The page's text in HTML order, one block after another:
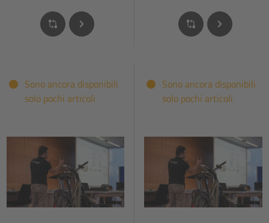
Sono ancora disponibili
solo pochi articoli
Sono ancora disponibili
solo pochi articoli